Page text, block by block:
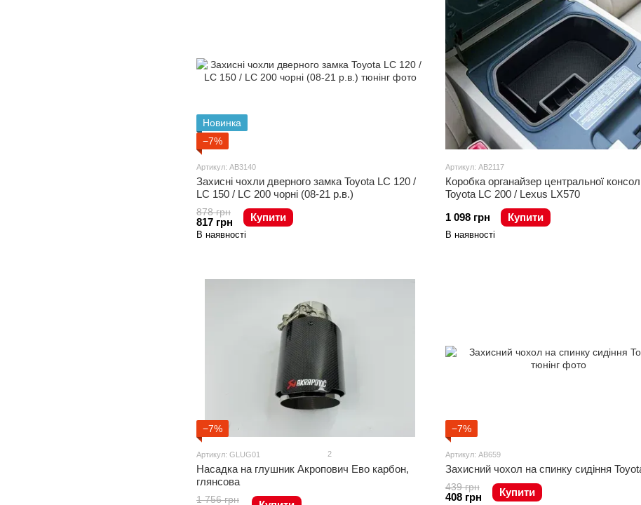
Новинка
−7%
Артикул: AB3140
Захисні чохли дверного замка Toyota LC 120 /
LC 150 / LC 200 чорні (08-21 р.в.)
878 грн
817 грн Купити
В наявності
Артикул: AB2117
Коробка органайзер центральної
Toyota LC 200 / Lexus LX570
1 098 грн
Купити
В наявності
−7%
Артикул: GLUG01 2
Насадка на глушник Акропович Ево карбон,
глянсова
1 756 грн
−7%
Артикул: AB659
Захисний чохол на спинку сидіння
439 грн
408 грн Купити